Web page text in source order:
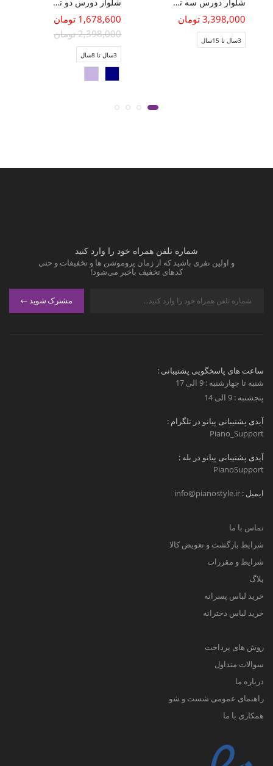
3,398,000 تومان
3سال تا 15سال
1,678,600 تومان
2,398,000 تومان
3سال تا 8سال
شماره تلفن همراه خود را وارد کنید
و اولین نفری باشید که از زمان پروموشن ها و تخفیفات و حتی
کدهای تخفیف باخبر می‌شود!
مشترک شوید
ساعت های پاسخگویی پشتیبانی :
شنبه تا چهارشنبه : 9 الی 17
پنجشنبه : 9 الی 14
آیدی پشتیبانی پیانو در تلگرام :
Piano_Support
آیدی پشتیبانی پیانو در بله :
PianoSupport
ایمیل : info@pianostyle.ir
تماس با ما
شرایط بازگشت و تعویض کالا
شرایط و مقررات
بلاگ
خرید لباس پسرانه
خرید لباس دخترانه
روش های پرداخت
سوالات متداول
درباره ما
راهنمای عمومی شست و شو
همکاری با ما